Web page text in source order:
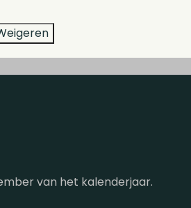
van het kalenderjaar.